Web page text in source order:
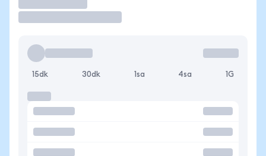
15dk 30dk 1sa 4sa 1G